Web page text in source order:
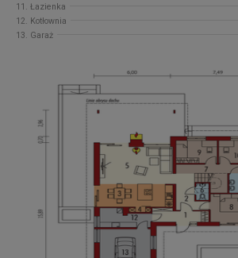
11. Łazienka
12. Kotłownia
13. Garaż